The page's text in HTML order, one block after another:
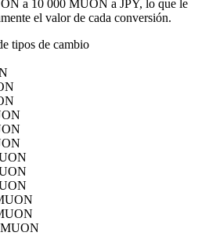
a 10 000 MUON a JPY, lo que le
el valor de cada conversión.
tipos de cambio